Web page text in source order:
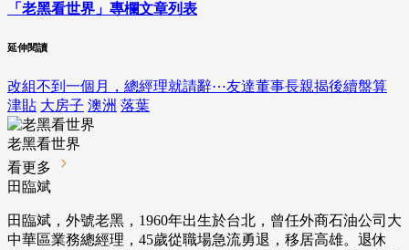
「老黑看世界」專欄文章列表
延伸閱讀
改組不到一個月，總經理就請辭⋯友達董事長親揭後續盤算
津貼 大房子 澳洲 落葉
老黑看世界
看更多
田臨斌
田臨斌，外號老黑，1960年出生於台北，曾任外商石油公司大
中華區業務總經理，45歲從職場急流勇退，移居高雄。退休